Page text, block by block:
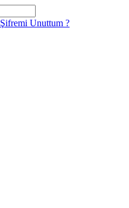
Şifremi Unuttum ?